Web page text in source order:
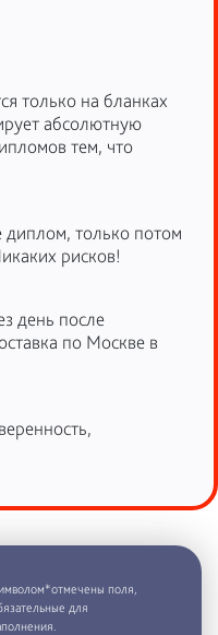
только на бланках
абсолютную
тем, что
только потом
рисков!
день после
по Москве в
поля,
для